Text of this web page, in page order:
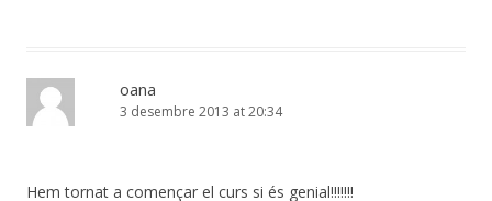
oana
3 desembre 2013 at 20:34
Hem tornat a començar el curs si és genial!!!!!!!